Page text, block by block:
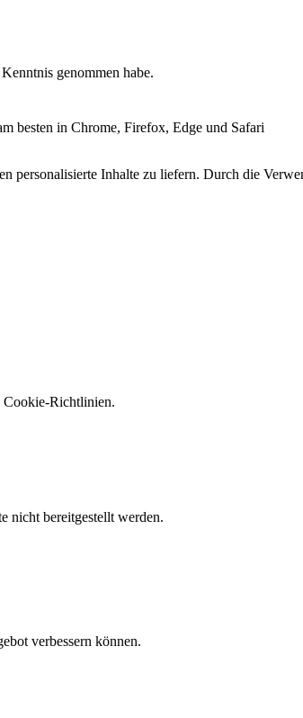
genommen habe.
besten in Chrome, Firefox, Edge und Safari
personalisierte Inhalte zu liefern. Durch die
Cookie-Richtlinien.
nicht bereitgestellt werden.
verbessern können.